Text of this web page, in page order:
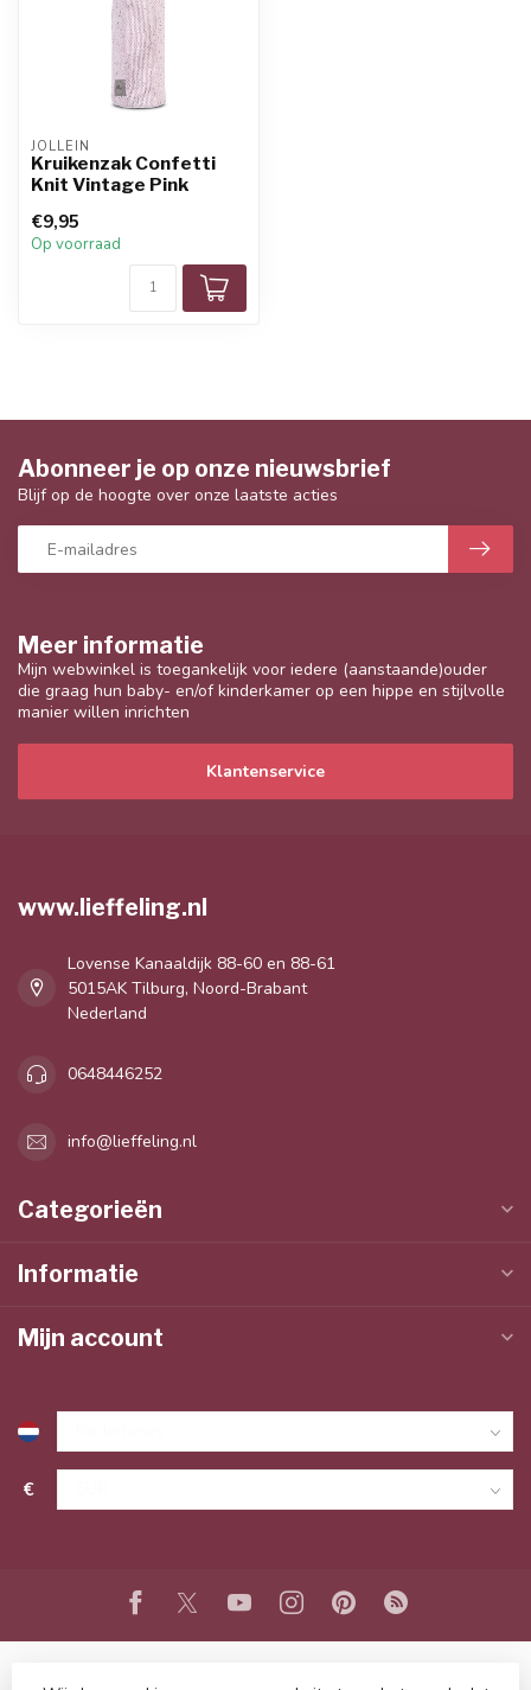
JOLLEIN
Kruikenzak Confetti
Knit Vintage Pink
€9,95
Op voorraad
Meer informatie
Mijn webwinkel is toegankelijk voor iedere (aanstaande)ouder
die graag hun baby- en/of kinderkamer op een hippe en stijlvolle
manier willen inrichten
Klantenservice
Abonneer je op onze nieuwsbrief
Blijf op de hoogte over onze laatste acties
www.lieffeling.nl
Lovense Kanaaldijk 88-60 en 88-61
5015AK Tilburg, Noord-Brabant
Nederland
0648446252
info@lieffeling.nl
Categorieën
Informatie
Mijn account
€